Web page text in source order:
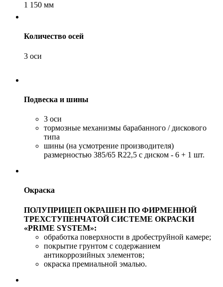
1 150 мм
Количество осей
3 оси
Подвеска и шины
3 оси
тормозные механизмы барабанного / дискового
типа
шины (на усмотрение производителя)
размерностью 385/65 R22,5 с диском - 6 + 1 шт.
Окраска
ПОЛУПРИЦЕП ОКРАШЕН ПО ФИРМЕННОЙ
ТРЕХСТУПЕНЧАТОЙ СИСТЕМЕ ОКРАСКИ
«PRIME SYSTEM»:
обработка поверхности в дробеструйной камере;
покрытие грунтом с содержанием
антикоррозийных элементов;
окраска премиальной эмалью.